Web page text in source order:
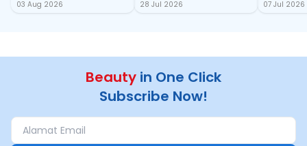
dengan SPF, Mana yang
03 Aug 2026
dari Karakter Mitologi
28 Jul 2026
tahan
07 Jul 2026
Beauty in One Click
Subscribe Now!